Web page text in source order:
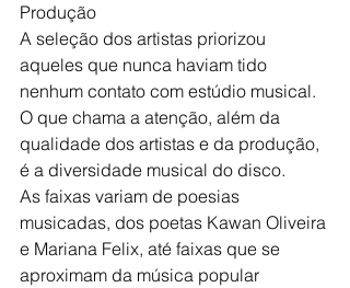
Produção
A seleção dos artistas priorizou
aqueles que nunca haviam tido
nenhum contato com estúdio musical.
O que chama a atenção, além da
qualidade dos artistas e da produção,
é a diversidade musical do disco.
As faixas variam de poesias
musicadas, dos poetas Kawan Oliveira
e Mariana Felix, até faixas que se
aproximam da música popular